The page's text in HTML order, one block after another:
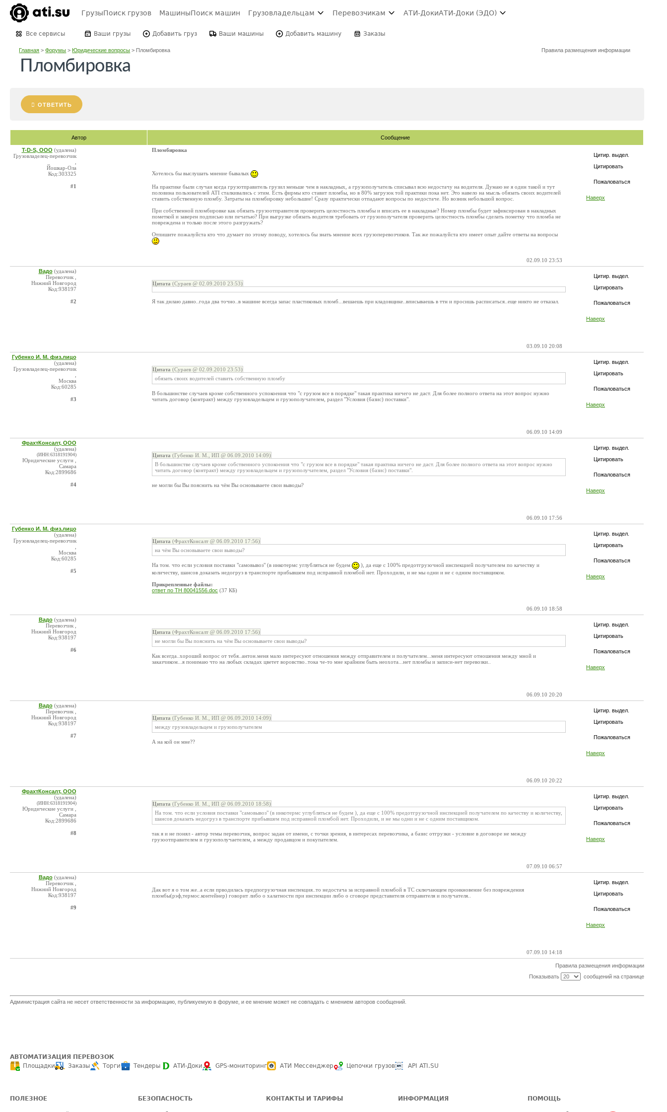
ГрузыПоиск грузов МашиныПоиск машин Грузовладельцам Перевозчикам АТИ-ДокиАТИ-Доки (ЭДО)
Все сервисы Ваши грузы Добавить груз Ваши машины Добавить машину Заказы
Главная >Форумы >Юридические вопросы > Пломбировка Правила размещения информации
Пломбировка
ОТВЕТИТЬ
Автор Сообщение
Цитир. выдел.
Цитировать
Пожаловаться
Наверх
T-D-S, ООО (удалена)
Грузовладелец-перевозчик
Йошкар-Ола
Код:303325
#1
Пломбировка
Хотелось бы выслушать мнение бывалых
На практике были случаи когда грузотправитель грузил меньше чем в накладных, а грузополучатель списывал всю недостачу на водителя. Думаю не я один такой и тут
половина пользователей ATI сталкивались с этим. Есть фирмы кто ставит пломбы, но в 80% загрузок той практики пока нет. Это навело на мысль обязать своих водителей
ставить собственную пломбу. Затраты на пломбировку небольшие! Сразу практически отпадают вопросы по недостаче. Но возник небольшой вопрос.
При собственной пломбировке как обязать грузоотправителя проверить целостность пломбы и вписать ее в накладные? Номер пломбы будет зафиксирован в накладных
пометкой и заверен подписью или печатью? При выгрузке обязать водителя требовать от грузополучателя проверить целостность пломбы сделать пометку что пломба не
повреждена и только после этого разгружать?
Отпишите пожалуйста кто что думает по этому поводу, хотелось бы знать мнение всех грузоперевозчиков. Так же пожалуйста кто имеет опыт дайте ответы на вопросы
02.09.10 23:53
Цитир. выдел.
Цитировать
Пожаловаться
Наверх
Вадо (удалена)
Перевозчик ,
Нижний Новгород
Код:938197
#2
Цитата (Сураев @ 02.09.2010 23:53)
Я так днлаю давно..года два точно..в машине всегда запас пластиковых пломб...вешаешь при кладовщике..вписываешь в ттн и просишь расписаться..еще никто не отказал.
03.09.10 20:08
Цитир. выдел.
Цитировать
Пожаловаться
Наверх
Губенко И. М. физ.лицо
(удалена)
Грузовладелец-перевозчик
Москва
Код:60285
#3
Цитата (Сураев @ 02.09.2010 23:53)
обязать своих водителей ставить собственную пломбу
В большинстве случаев кроме собственного успокоения что "с грузом все в порядке" такая практика ничего не даст. Для более полного ответа на этот вопрос нужно
читать договор (контракт) между грузовладельцем и грузополучателем, раздел "Условия (базис) поставки".
06.09.10 14:09
Цитир. выдел.
Цитировать
Пожаловаться
Наверх
ФрахтКонсалт, ООО
(удалена)
(ИНН:6318191904)
Юридические услуги ,
Самара
Код:2899686
#4
Цитата (Губенко И. М., ИП @ 06.09.2010 14:09)
В большинстве случаев кроме собственного успокоения что "с грузом все в порядке" такая практика ничего не даст. Для более полного ответа на этот вопрос нужно
читать договор (контракт) между грузовладельцем и грузополучателем, раздел "Условия (базис) поставки".
не могли бы Вы пояснить на чём Вы основываете свои выводы?
06.09.10 17:56
Цитир. выдел.
Цитировать
Пожаловаться
Наверх
Губенко И. М. физ.лицо
(удалена)
Грузовладелец-перевозчик
Москва
Код:60285
#5
Цитата (ФрахтКонсалт @ 06.09.2010 17:56)
на чём Вы основываете свои выводы?
На том. что если условия поставки "самовывоз" (в инкотермс углубляться не будем
), да еще с 100% предотгрузочной инспекцией получателем по качеству и
количеству, шансов доказать недогруз в транспорте прибывшем под исправной пломбой нет. Проходили, и не мы одни и не с одним поставщиком.
Прикрепленные файлы:
ответ по ТН 80041556.doc (37 КБ)
06.09.10 18:58
Цитир. выдел.
Цитировать
Пожаловаться
Наверх
Вадо (удалена)
Перевозчик ,
Нижний Новгород
Код:938197
#6
Цитата (ФрахтКонсалт @ 06.09.2010 17:56)
не могли бы Вы пояснить на чём Вы основываете свои выводы?
Как всегда..хороший вопрос от тебя..антон.меня мало интересуют отношения между отправителем и получателем...меня интересуют отношения между мной и
заказчиком...я понимаю что на любых складах цветет воровство..тока че-то мне крайним быть неохота...нет пломбы и записи-нет перевозки..
06.09.10 20:20
Цитир. выдел.
Цитировать
Пожаловаться
Наверх
Вадо (удалена)
Перевозчик ,
Нижний Новгород
Код:938197
#7
Цитата (Губенко И. М., ИП @ 06.09.2010 14:09)
между грузовладельцем и грузополучателем
А на кой он мне??
06.09.10 20:22
Цитир. выдел.
Цитировать
Пожаловаться
Наверх
ФрахтКонсалт, ООО
(удалена)
(ИНН:6318191904)
Юридические услуги ,
Самара
Код:2899686
#8
Цитата (Губенко И. М., ИП @ 06.09.2010 18:58)
На том. что если условия поставки "самовывоз" (в инкотермс углубляться не будем ), да еще с 100% предотгрузочной инспекцией получателем по качеству и количеству,
шансов доказать недогруз в транспорте прибывшем под исправной пломбой нет. Проходили, и не мы одни и не с одним поставщиком.
так я и не понял - автор темы перевозчик, вопрос задан от имени, с точки зрения, в интересах перевозчика, а базис отгрузки - условие в договоре не между
грузоотправителем и грузополучаетелем, а между продавцом и покупателем.
07.09.10 06:57
Цитир. выдел.
Цитировать
Пожаловаться
Наверх
Вадо (удалена)
Перевозчик ,
Нижний Новгород
Код:938197
#9
Дак вот я о том же..а если прводилась предпогрузочная инспекция..то недостача за исправной пломбой в ТС сключающем пронкновение без повреждения
пломбы(рэф,термос.контейнер) говорит либо о халатности при инспекции либо о сговоре представителя отправителя и получателя..
07.09.10 14:18
Правила размещения информации
Показывать
сообщений на странице
Администрация сайта не несет ответственности за информацию, публикуемую в форуме, и ее мнение может не совпадать с мнением авторов сообщений.
АВТОМАТИЗАЦИЯ ПЕРЕВОЗОК
Площадки
Заказы Торги Тендеры АТИ-Доки GPS-мониторинг АТИ Мессенджер Цепочки грузов API ATI.SU
ПОЛЕЗНОЕ БЕЗОПАСНОСТЬ КОНТАКТЫ И ТАРИФЫ ИНФОРМАЦИЯ ПОМОЩЬ